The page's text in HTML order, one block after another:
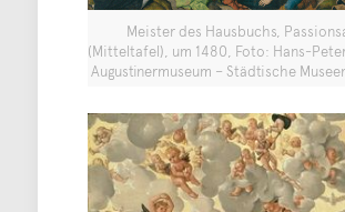
Meister des Hausbuchs,
(Mitteltafel), um 1480, Foto: Hans-
Augustinermuseum – Städtische